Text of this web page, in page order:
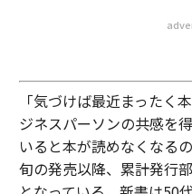
「気づけば最近まったく
ジネスパーソンの共感を
いると本が読めなくなる
旬の発売以降、累計発行